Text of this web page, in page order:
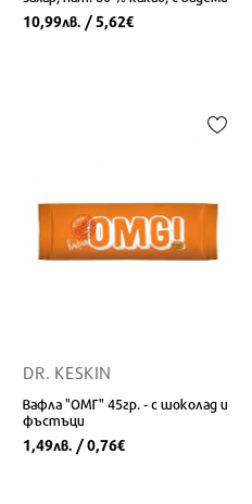
10,99лв. / 5,62€
DR. KESKIN
Вафла "ОМГ" 45гр. - с шоколад и
фъстъци
1,49лв. / 0,76€